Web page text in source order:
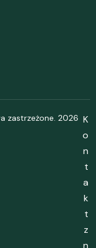
zastrzeżone. 2026 K
o
n
t
a
k
t
z
n